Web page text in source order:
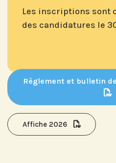
Les inscriptions sont
des candidatures le
Règlement et bulletin
Affiche 2026